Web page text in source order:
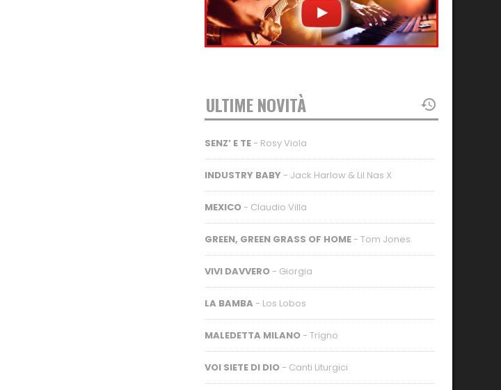
ULTIME NOVITÀ
SENZ’ E TE - Rosy Viola
INDUSTRY BABY - Jack Harlow & Lil Nas X
MEXICO - Claudio Villa
GREEN, GREEN GRASS OF HOME - Tom Jones
VIVI DAVVERO - Giorgia
LA BAMBA - Los Lobos
MALEDETTA MILANO - Trigno
VOI SIETE DI DIO - Canti Liturgici